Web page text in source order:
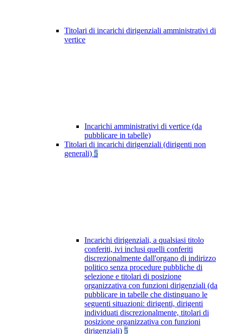
Titolari di incarichi dirigenziali amministrativi di
vertice
Incarichi amministrativi di vertice (da
pubblicare in tabelle)
Titolari di incarichi dirigenziali (dirigenti non
generali) 5
Incarichi dirigenziali, a qualsiasi titolo
conferiti, ivi inclusi quelli conferiti
discrezionalmente dall'organo di indirizzo
politico senza procedure pubbliche di
selezione e titolari di posizione
organizzativa con funzioni dirigenziali (da
pubblicare in tabelle che distinguano le
seguenti situazioni: dirigenti, dirigenti
individuati discrezionalmente, titolari di
posizione organizzativa con funzioni
dirigenziali) 5